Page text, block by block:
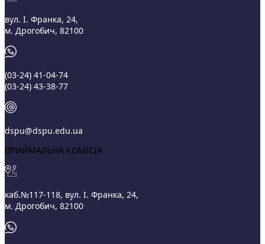
вул. І. Франка, 24,
м. Дрогобич, 82100
(03‑24) 41‑04‑74
(03‑24) 43‑38‑77
dspu@dspu.edu.ua
ПРИЙМАЛЬНА КОМІСІЯ
каб.№117-118, вул. І. Франка, 24,
м. Дрогобич, 82100